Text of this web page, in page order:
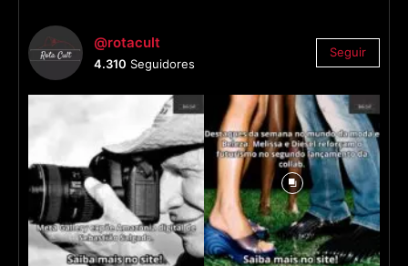
@rotacult
4.310 Seguidores
Seguir